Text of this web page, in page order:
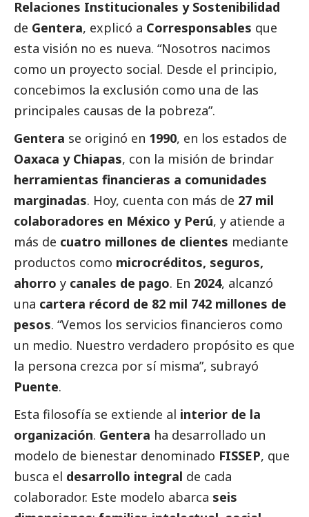
Relaciones Institucionales y Sostenibilidad
de Gentera, explicó a Corresponsables que
esta visión no es nueva. “Nosotros nacimos
como un proyecto social. Desde el principio,
concebimos la exclusión como una de las
principales causas de la pobreza”.
Gentera se originó en 1990, en los estados de
Oaxaca y Chiapas, con la misión de brindar
herramientas financieras a comunidades
marginadas. Hoy, cuenta con más de 27 mil
colaboradores en México y Perú, y atiende a
más de cuatro millones de clientes mediante
productos como microcréditos, seguros,
ahorro y canales de pago. En 2024, alcanzó
una cartera récord de 82 mil 742 millones de
pesos. “Vemos los servicios financieros como
un medio. Nuestro verdadero propósito es que
la persona crezca por sí misma”, subrayó
Puente.
Esta filosofía se extiende al interior de la
organización. Gentera ha desarrollado un
modelo de bienestar denominado FISSEP, que
busca el desarrollo integral de cada
colaborador. Este modelo abarca seis